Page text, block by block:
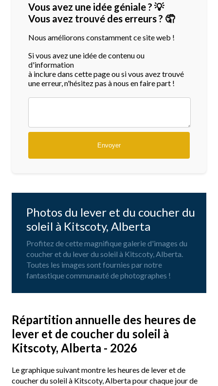
Vous avez une idée géniale ? 💡
Vous avez trouvé des erreurs ? 🤦
Nous améliorons constamment ce site web !
Si vous avez une idée de contenu ou
d'information
à inclure dans cette page ou si vous avez trouvé
une erreur, n'hésitez pas à nous en faire part !
Photos du lever et du coucher du
soleil à Kitscoty, Alberta
Profitez de cette magnifique galerie d'images du
coucher et du lever du soleil à Kitscoty, Alberta.
Toutes les images sont fournies par notre
fantastique communauté de photographes !
Répartition annuelle des heures de
lever et de coucher du soleil à
Kitscoty, Alberta - 2026
Le graphique suivant montre les heures de lever et de
coucher du soleil à Kitscoty, Alberta pour chaque jour de